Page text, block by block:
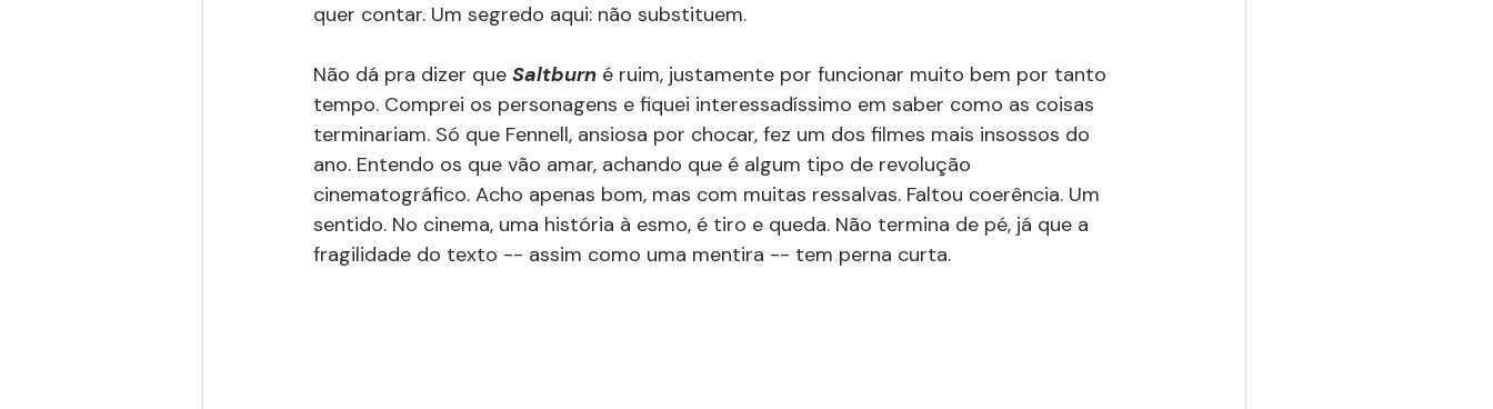
quer contar. Um segredo aqui: não substituem.
Não dá pra dizer que Saltburn é ruim, justamente por funcionar muito bem por tanto
tempo. Comprei os personagens e fiquei interessadíssimo em saber como as coisas
terminariam. Só que Fennell, ansiosa por chocar, fez um dos filmes mais insossos do
ano. Entendo os que vão amar, achando que é algum tipo de revolução
cinematográfico. Acho apenas bom, mas com muitas ressalvas. Faltou coerência. Um
sentido. No cinema, uma história à esmo, é tiro e queda. Não termina de pé, já que a
fragilidade do texto -- assim como uma mentira -- tem perna curta.